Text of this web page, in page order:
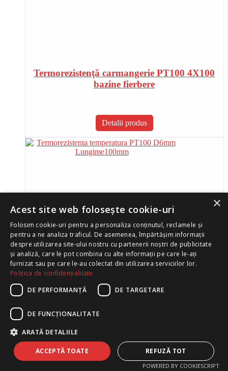
Termorezistenţă carmangerie PT100 4X100
bazine fierbere
Detalii produs
Termorezistenta temperatura PT100 D6mm
Lungime100mm
×
Acest site web folosește cookie-uri
Folosim cookie-uri pentru a personaliza conținutul, reclamele și
pentru a ne analiza traficul. De asemenea, împărtășim informații
despre utilizarea site-ului nostru cu partenerii noștri de publicitate
și analiză, care le pot combina cu alte informații pe care le-ați
furnizat sau pe care le-au colectat din utilizarea serviciilor lor.
Politica de confidențialitate
DE PERFORMANȚĂ
DE TARGETARE
DE FUNCŢIONALITATE
ARATĂ DETALIILE
ACCEPTĂ TOATE REFUZĂ TOT
POWERED BY COOKIESCRIPT